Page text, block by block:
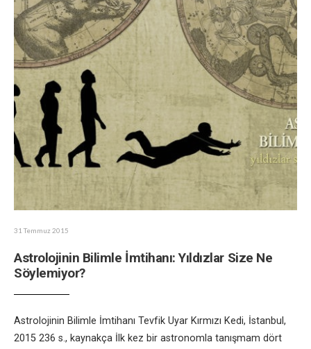
31 Temmuz 2015
Astrolojinin Bilimle İmtihanı: Yıldızlar Size Ne
Söylemiyor?
Astrolojinin Bilimle İmtihanı Tevfik Uyar Kırmızı Kedi, İstanbul,
2015 236 s., kaynakça İlk kez bir astronomla tanışmam dört